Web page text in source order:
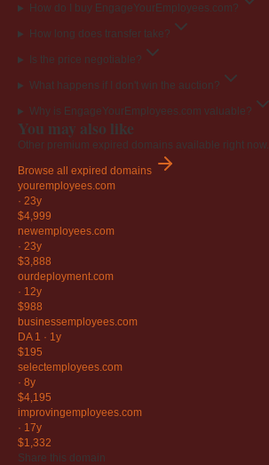
How do I buy EngageYourEmployees.com?
How long does transfer take?
Is the price negotiable?
What happens if I don't win the auction?
Why is EngageYourEmployees.com valuable?
You may also like
Other premium expired domains available right now.
Browse all expired domains
youremployees.com
· 23y
$4,999
newemployees.com
· 23y
$3,888
ourdeployment.com
· 12y
$988
businessemployees.com
DA 1 · 1y
$195
selectemployees.com
· 8y
$4,195
improvingemployees.com
· 17y
$1,332
Share this domain